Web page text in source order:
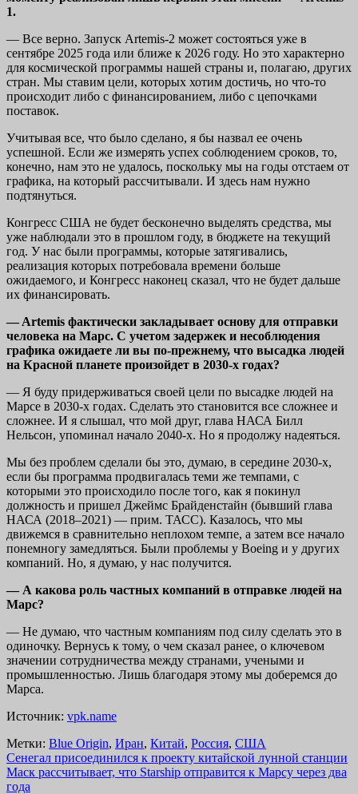
1.
— Все верно. Запуск Artemis-2 может состояться уже в
сентябре 2025 года или ближе к 2026 году. Но это характерно
для космической программы нашей страны и, полагаю, других
стран. Мы ставим цели, которых хотим достичь, но что-то
происходит либо с финансированием, либо с цепочками
поставок.
Учитывая все, что было сделано, я бы назвал ее очень
успешной. Если же измерять успех соблюдением сроков, то,
конечно, нам это не удалось, поскольку мы на годы отстаем от
графика, на который рассчитывали. И здесь нам нужно
подтянуться.
Конгресс США не будет бесконечно выделять средства, мы
уже наблюдали это в прошлом году, в бюджете на текущий
год. У нас были программы, которые затягивались,
реализация которых потребовала времени больше
ожидаемого, и Конгресс наконец сказал, что не будет дальше
их финансировать.
— Artemis фактически закладывает основу для отправки
человека на Марс. С учетом задержек и несоблюдения
графика ожидаете ли вы по-прежнему, что высадка людей
на Красной планете произойдет в 2030-х годах?
— Я буду придерживаться своей цели по высадке людей на
Марсе в 2030-х годах. Сделать это становится все сложнее и
сложнее. И я слышал, что мой друг, глава НАСА Билл
Нельсон, упоминал начало 2040-х. Но я продолжу надеяться.
Мы без проблем сделали бы это, думаю, в середине 2030-х,
если бы программа продвигалась теми же темпами, с
которыми это происходило после того, как я покинул
должность и пришел Джеймс Брайденстайн (бывший глава
НАСА (2018–2021) — прим. ТАСС). Казалось, что мы
движемся в сравнительно неплохом темпе, а затем все начало
понемногу замедляться. Были проблемы у Boeing и у других
компаний. Но, я думаю, у нас получится.
— А какова роль частных компаний в отправке людей на
Марс?
— Не думаю, что частным компаниям под силу сделать это в
одиночку. Вернусь к тому, о чем сказал ранее, о ключевом
значении сотрудничества между странами, учеными и
промышленностью. Лишь благодаря этому мы доберемся до
Марса.
Источник: vpk.name
Метки: Blue Origin, Иран, Китай, Россия, США
Навигация
по
Сенегал присоединился к проекту китайской лунной станции
Маск рассчитывает, что Starship отправится к Марсу через два
года